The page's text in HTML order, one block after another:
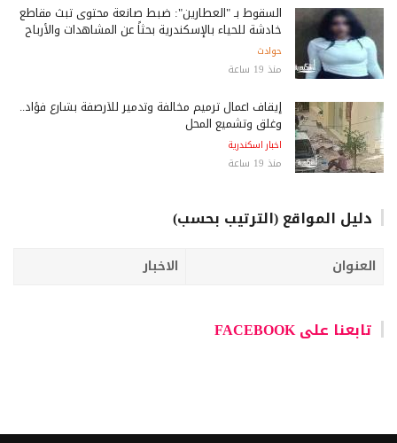
السقوط بـ "العطارين": ضبط صانعة محتوى تبث مقاطع
خادشة للحياء بالإسكندرية بحثاً عن المشاهدات والأرباح
حوادث
منذ 19 ساعة
إيقاف أعمال ترميم مخالفة وتدمير للأرصفة بشارع فؤاد..
وغلق وتشميع المحل
اخبار اسكندرية
منذ 19 ساعة
دليل المواقع (الترتيب بحسب)
العنوان الاخبار
تابعنا على FACEBOOK